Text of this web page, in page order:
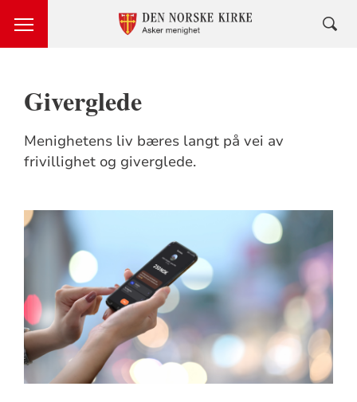
Giverglede
Menighetens liv bæres langt på vei av
frivillighet og giverglede.